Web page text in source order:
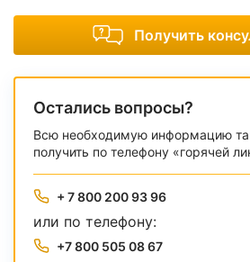
Получить
Остались вопросы?
Всю необходимую информацию
получить по телефону «горячей
+ 7 800 200 93 96
или по телефону:
+7 800 505 08 67